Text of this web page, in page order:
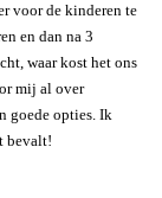
voor de kinderen te
en dan na 3
waar kost het ons
mij al over
goede opties. Ik
bevalt!